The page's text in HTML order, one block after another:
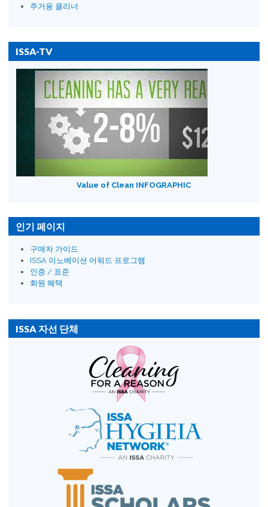
주거용 클리너
ISSA-TV
Value of Clean INFOGRAPHIC
인기 페이지
구매자 가이드
ISSA 이노베이션 어워드 프로그램
인증 / 표준
회원 혜택
ISSA 자선 단체